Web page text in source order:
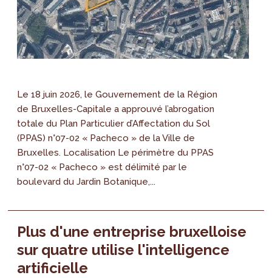
Le 18 juin 2026, le Gouvernement de la Région
de Bruxelles-Capitale a approuvé l’abrogation
totale du Plan Particulier d’Affectation du Sol
(PPAS) n°07-02 « Pacheco » de la Ville de
Bruxelles. Localisation Le périmètre du PPAS
n°07-02 « Pacheco » est délimité par le
boulevard du Jardin Botanique,...
Plus d'une entreprise bruxelloise
sur quatre utilise l'intelligence
artificielle